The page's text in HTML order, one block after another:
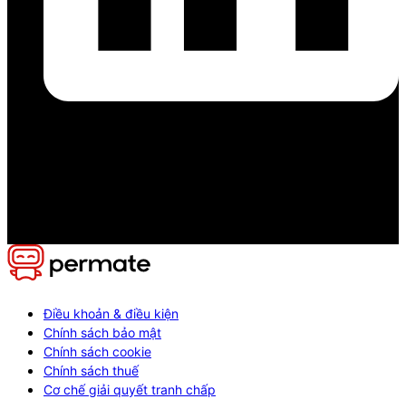
Điều khoản & điều kiện
Chính sách bảo mật
Chính sách cookie
Chính sách thuế
Cơ chế giải quyết tranh chấp